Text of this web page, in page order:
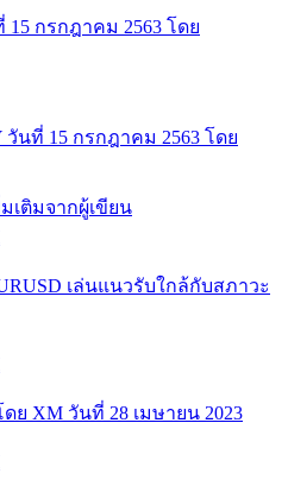
15 กรกฎาคม 2563 โดย
วันที่ 15 กรกฎาคม 2563 โดย
มเติมจากผู้เขียน
เล่นแนวรับใกล้กับสภาวะ
ย XM วันที่ 28 เมษายน 2023